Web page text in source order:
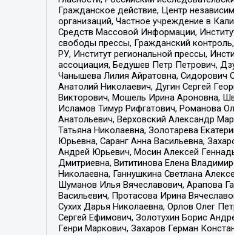
Гражданское действие, Центр
организаций, Частное учреждение в
Средств Массовой Информации,
свободы прессы, Гражданский
РУ, Институт региональной прессы,
ассоциация, Бедушев Петр Петрович,
Чанышева Лилия Айратовна, Сидорович
Анатолий Николаевич, Дугин Сергей
Викторович, Мошель Ирина Ароновна,
Исламов Тимур Рифгатович, Романова
Анатольевич, Верховский Александр
Татьяна Николаевна, Золотарева
Юрьевна, Саранг Анна Васильевна,
Андрей Юрьевич, Мосин Алексей
Дмитриевна, Вититинова Елена
Николаевна, Ганнушкина Светлана
Шуманов Илья Вячеславович, Арапова
Васильевич, Протасова Ирина
Сухих Дарья Николаевна, Орлов Олег
Сергей Ефимович, Золотухин Борис
Генри Маркович, Захаров Герман